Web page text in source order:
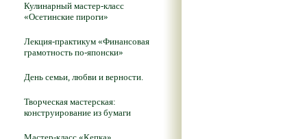
Кулинарный мастер-класс
«Осетинские пироги»
Лекция-практикум «Финансовая
грамотность по-японски»
День семьи, любви и верности.
Творческая мастерская:
конструирование из бумаги